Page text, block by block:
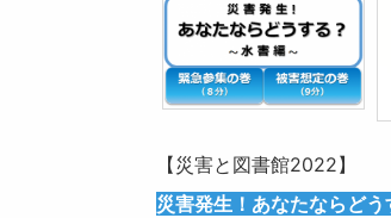
【災害と図書館2022】
災害発生！あなたならどう